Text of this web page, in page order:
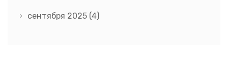
сентября 2025 (4)